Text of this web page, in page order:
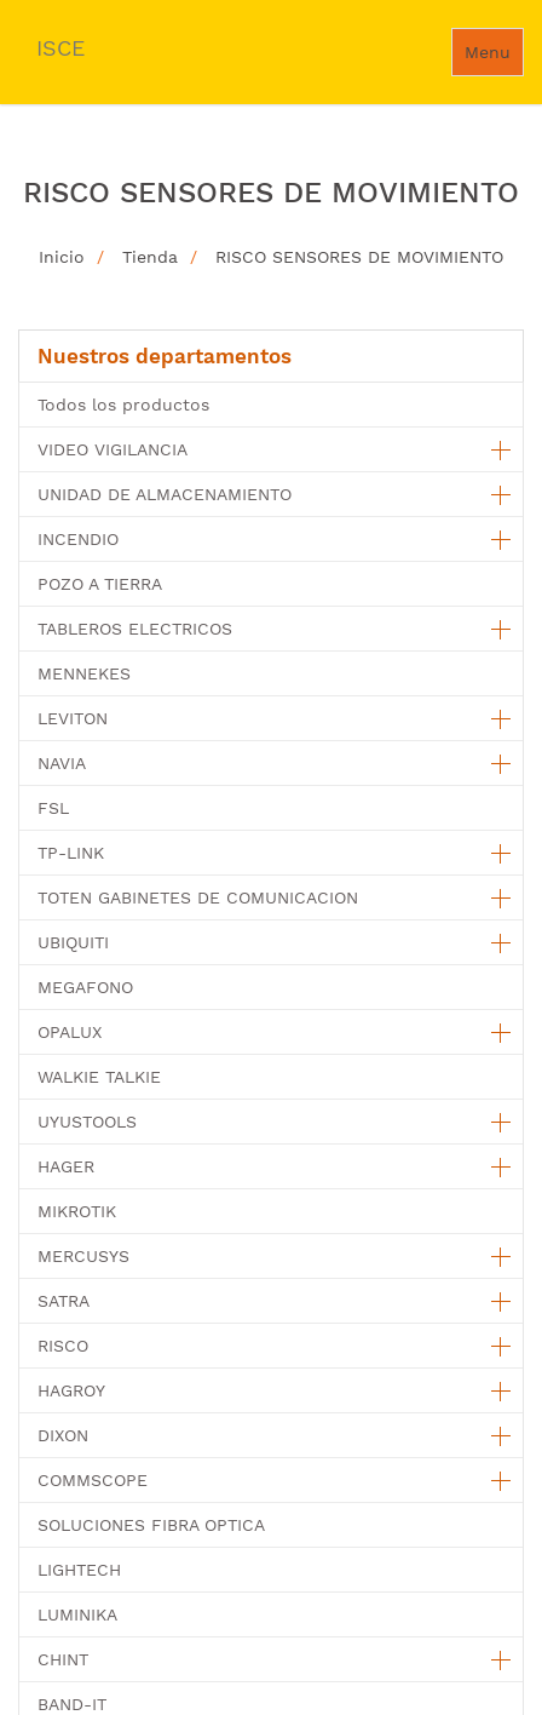
Menu
ISCE
RISCO SENSORES DE MOVIMIENTO
Inicio Tienda RISCO SENSORES DE MOVIMIENTO
Nuestros departamentos
Todos los productos
VIDEO VIGILANCIA
UNIDAD DE ALMACENAMIENTO
INCENDIO
POZO A TIERRA
TABLEROS ELECTRICOS
MENNEKES
LEVITON
NAVIA
FSL
TP-LINK
TOTEN GABINETES DE COMUNICACION
UBIQUITI
MEGAFONO
OPALUX
WALKIE TALKIE
UYUSTOOLS
HAGER
MIKROTIK
MERCUSYS
SATRA
RISCO
HAGROY
DIXON
COMMSCOPE
SOLUCIONES FIBRA OPTICA
LIGHTECH
LUMINIKA
CHINT
BAND-IT